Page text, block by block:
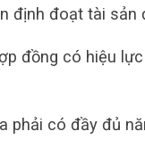
định đoạt tài sản
đồng có hiệu
phải có đầy đủ